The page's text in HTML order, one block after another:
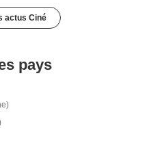
actus Ciné
pays